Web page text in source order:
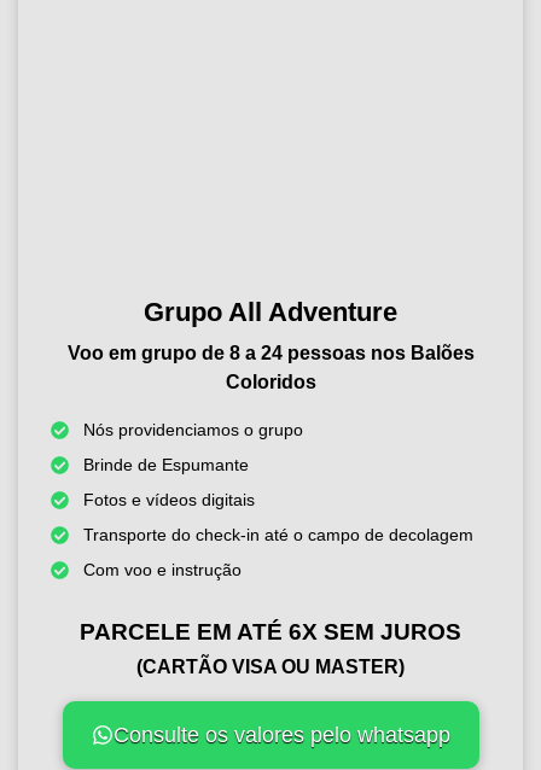
Grupo All Adventure
Voo em grupo de 8 a 24 pessoas nos Balões
Coloridos
Nós providenciamos o grupo
Brinde de Espumante
Fotos e vídeos digitais
Transporte do check-in até o campo de decolagem
Com voo e instrução
PARCELE EM ATÉ 6X SEM JUROS
(CARTÃO VISA OU MASTER)
Consulte os valores pelo whatsapp